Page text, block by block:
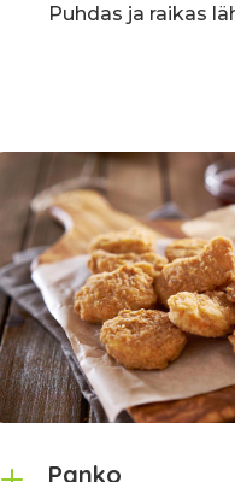
Puhdas ja raikas
Panko